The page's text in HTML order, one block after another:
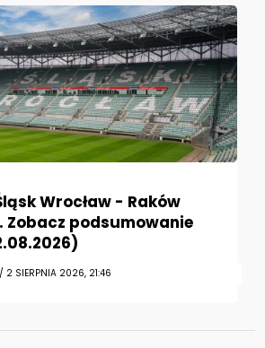
Wrocław - Raków
Zobacz podsumowanie
2 SIERPNIA 2026, 21:46